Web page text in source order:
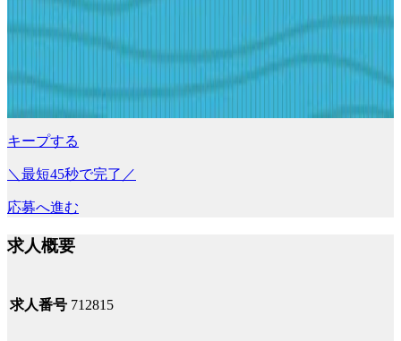
キープする
＼最短45秒で完了／
応募へ進む
求人概要
求人番号 712815